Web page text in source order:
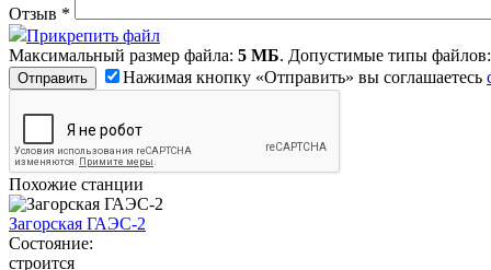
Отзыв *
Прикрепить файл
Максимальный размер файла: 5 МБ. Допустимые типы
Нажимая кнопку «Отправить» вы соглашаетесь
Похожие станции
Загорская ГАЭС-2
Состояние:
строится